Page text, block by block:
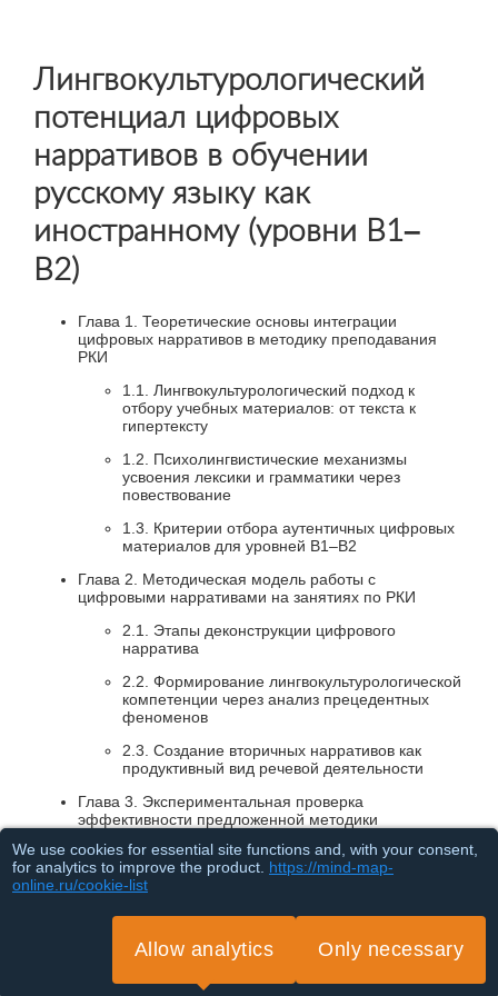
Лингвокультурологический
потенциал цифровых
нарративов в обучении
русскому языку как
иностранному (уровни В1–
В2)
Глава 1. Теоретические основы интеграции
цифровых нарративов в методику преподавания
РКИ
1.1. Лингвокультурологический подход к
отбору учебных материалов: от текста к
гипертексту
1.2. Психолингвистические механизмы
усвоения лексики и грамматики через
повествование
1.3. Критерии отбора аутентичных цифровых
материалов для уровней В1–В2
Глава 2. Методическая модель работы с
цифровыми нарративами на занятиях по РКИ
2.1. Этапы деконструкции цифрового
нарратива
2.2. Формирование лингвокультурологической
компетенции через анализ прецедентных
феноменов
2.3. Создание вторичных нарративов как
продуктивный вид речевой деятельности
Глава 3. Экспериментальная проверка
эффективности предложенной методики
3.1. Описание контекста и выборки
3.2. Ход формирующего эксперимента
3.3. Анализ результатов и статистическая
значимость
We use cookies for essential site functions and, with your consent,
for analytics to improve the product. https://mind-map-
online.ru/cookie-list
Allow analytics Only necessary